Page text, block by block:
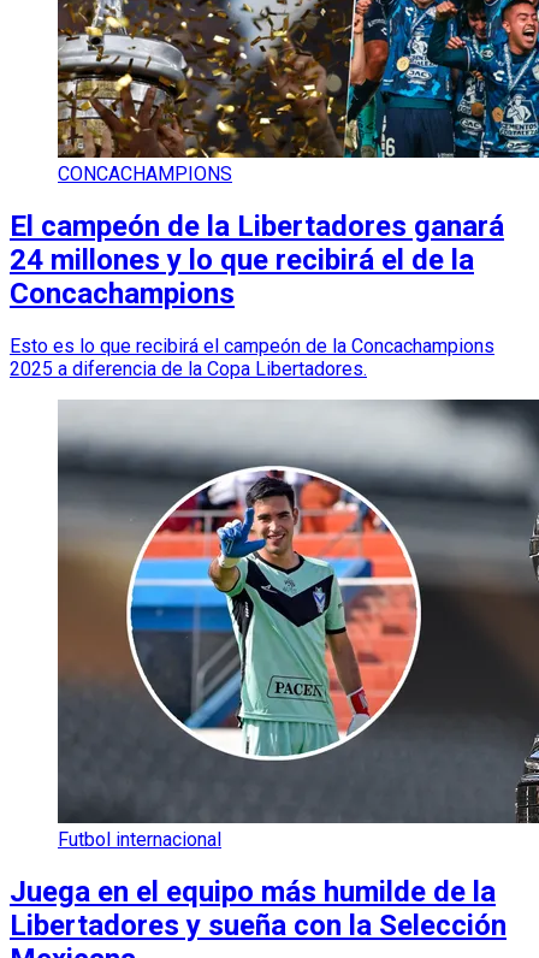
CONCACHAMPIONS
El campeón de la Libertadores ganará
24 millones y lo que recibirá el de la
Concachampions
Esto es lo que recibirá el campeón de la Concachampions
2025 a diferencia de la Copa Libertadores.
Futbol internacional
Juega en el equipo más humilde de la
Libertadores y sueña con la Selección